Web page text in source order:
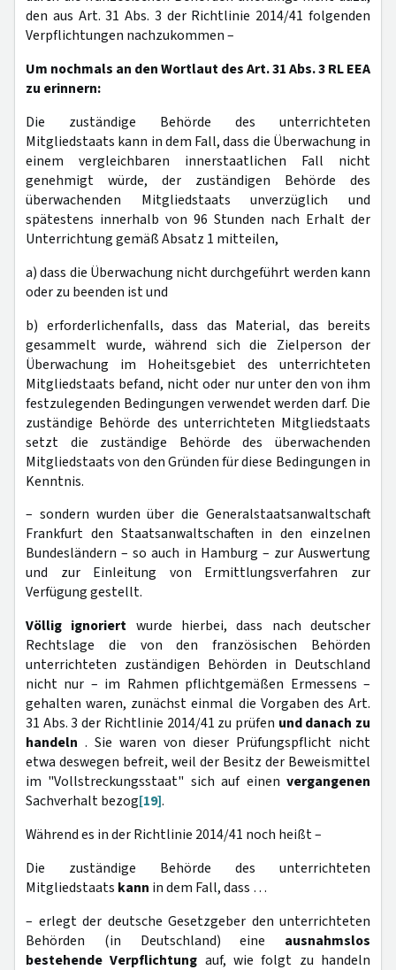
den aus Art. 31 Abs. 3 der Richtlinie 2014/41 folgenden
Verpflichtungen nachzukommen –
Um nochmals an den Wortlaut des Art. 31 Abs. 3 RL EEA
zu erinnern:
Die zuständige Behörde des unterrichteten
Mitgliedstaats kann in dem Fall, dass die Überwachung in
einem vergleichbaren innerstaatlichen Fall nicht
genehmigt würde, der zuständigen Behörde des
überwachenden Mitgliedstaats unverzüglich und
spätestens innerhalb von 96 Stunden nach Erhalt der
Unterrichtung gemäß Absatz 1 mitteilen,
a) dass die Überwachung nicht durchgeführt werden kann
oder zu beenden ist und
b) erforderlichenfalls, dass das Material, das bereits
gesammelt wurde, während sich die Zielperson der
Überwachung im Hoheitsgebiet des unterrichteten
Mitgliedstaats befand, nicht oder nur unter den von ihm
festzulegenden Bedingungen verwendet werden darf. Die
zuständige Behörde des unterrichteten Mitgliedstaats
setzt die zuständige Behörde des überwachenden
Mitgliedstaats von den Gründen für diese Bedingungen in
Kenntnis.
– sondern wurden über die Generalstaatsanwaltschaft
Frankfurt den Staatsanwaltschaften in den einzelnen
Bundesländern – so auch in Hamburg – zur Auswertung
und zur Einleitung von Ermittlungsverfahren zur
Verfügung gestellt.
Völlig ignoriert wurde hierbei, dass nach deutscher
Rechtslage die von den französischen Behörden
unterrichteten zuständigen Behörden in Deutschland
nicht nur – im Rahmen pflichtgemäßen Ermessens –
gehalten waren, zunächst einmal die Vorgaben des Art.
31 Abs. 3 der Richtlinie 2014/41 zu prüfen und danach zu
handeln . Sie waren von dieser Prüfungspflicht nicht
etwa deswegen befreit, weil der Besitz der Beweismittel
im "Vollstreckungsstaat" sich auf einen vergangenen
Sachverhalt bezog[19].
Während es in der Richtlinie 2014/41 noch heißt –
Die zuständige Behörde des unterrichteten
Mitgliedstaats kann in dem Fall, dass …
– erlegt der deutsche Gesetzgeber den unterrichteten
Behörden (in Deutschland) eine ausnahmslos
bestehende Verpflichtung auf, wie folgt zu handeln